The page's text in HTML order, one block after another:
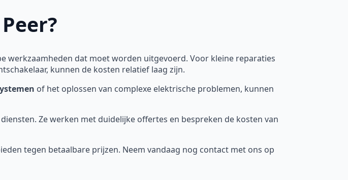
werkzaamheden dat moet worden uitgevoerd. Voor kleine reparaties
kunnen de kosten relatief laag zijn.
of het oplossen van complexe elektrische problemen, kunnen
Ze werken met duidelijke offertes en bespreken de kosten van
tegen betaalbare prijzen. Neem vandaag nog contact met ons op